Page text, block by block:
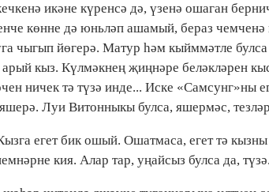
икәне күренсә дә, үзенә ошаган
көнне дә юньләп ашамый, бераз чемченә
чыгып йөгерә. Матур һәм кыйммәтле булса
кыз. Күлмәкнең җиңнәре беләкләрен
ничек тә түзә инде... Иске «Самсунг»ны
Луи Витонныкы булса, яшермәс,
егет бик ошый. Ошатмаса, егет тә
кия. Алар тар, уңайсыз булса да, түзә.